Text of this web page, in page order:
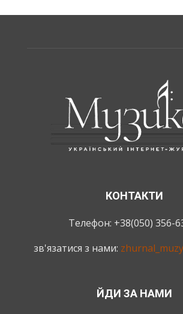
КОНТАКТИ
Телефон: +38(050) 356-
зв'язатися з нами:
ЙДИ ЗА НАМИ